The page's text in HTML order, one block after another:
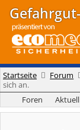
Startseite Forum
sich an.
Foren